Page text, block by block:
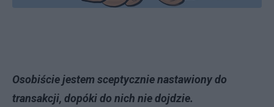
Osobiście jestem sceptycznie nastawiony do
transakcji, dopóki do nich nie dojdzie.